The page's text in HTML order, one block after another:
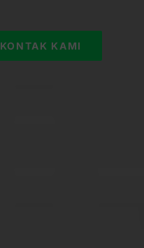
KONTAK KAMI